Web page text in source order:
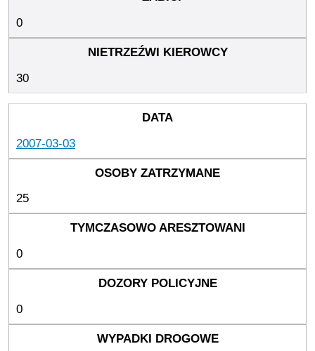
0
30
2007-03-03
25
0
0